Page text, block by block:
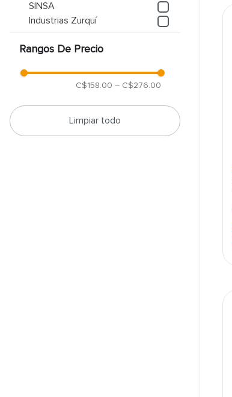
SINSA
Industrias Zurquí
Rangos De Precio
C$158.00 – C$276.00
Limpiar todo